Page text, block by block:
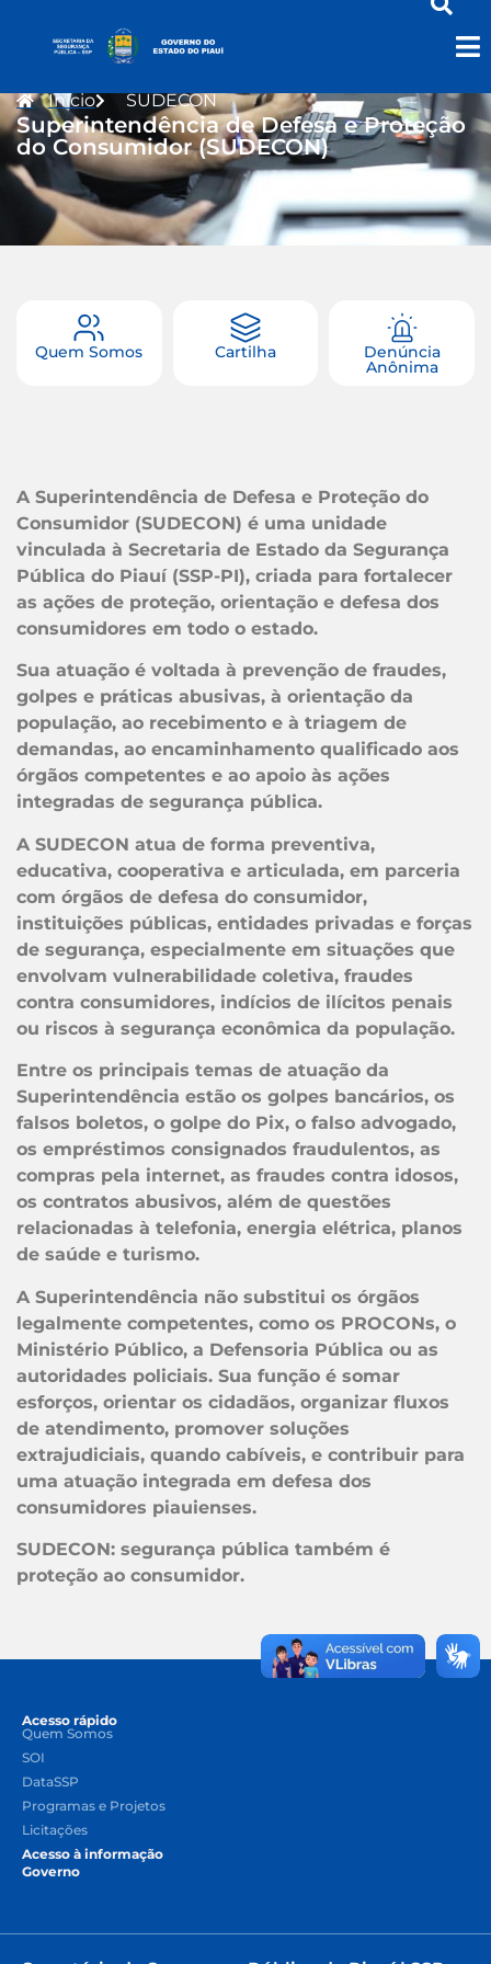
Início SUDECON
Superintendência de Defesa e Proteção
do Consumidor (SUDECON)
Quem Somos Cartilha Denúncia
Anônima
A Superintendência de Defesa e Proteção do
Consumidor (SUDECON) é uma unidade
vinculada à Secretaria de Estado da Segurança
Pública do Piauí (SSP-PI), criada para fortalecer
as ações de proteção, orientação e defesa dos
consumidores em todo o estado.
Sua atuação é voltada à prevenção de fraudes,
golpes e práticas abusivas, à orientação da
população, ao recebimento e à triagem de
demandas, ao encaminhamento qualificado aos
órgãos competentes e ao apoio às ações
integradas de segurança pública.
A SUDECON atua de forma preventiva,
educativa, cooperativa e articulada, em parceria
com órgãos de defesa do consumidor,
instituições públicas, entidades privadas e forças
de segurança, especialmente em situações que
envolvam vulnerabilidade coletiva, fraudes
contra consumidores, indícios de ilícitos penais
ou riscos à segurança econômica da população.
Entre os principais temas de atuação da
Superintendência estão os golpes bancários, os
falsos boletos, o golpe do Pix, o falso advogado,
os empréstimos consignados fraudulentos, as
compras pela internet, as fraudes contra idosos,
os contratos abusivos, além de questões
relacionadas à telefonia, energia elétrica, planos
de saúde e turismo.
A Superintendência não substitui os órgãos
legalmente competentes, como os PROCONs, o
Ministério Público, a Defensoria Pública ou as
autoridades policiais. Sua função é somar
esforços, orientar os cidadãos, organizar fluxos
de atendimento, promover soluções
extrajudiciais, quando cabíveis, e contribuir para
uma atuação integrada em defesa dos
consumidores piauienses.
SUDECON: segurança pública também é
proteção ao consumidor.
Acesso rápido
Quem Somos
SOI
DataSSP
Programas e Projetos
Licitações
Acesso à informação
Governo